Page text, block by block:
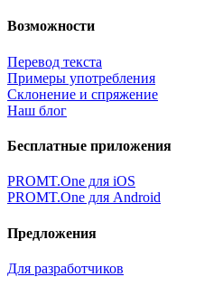
Возможности
Перевод текста
Примеры употребления
Склонение и спряжение
Наш блог
Бесплатные приложения
PROMT.One для iOS
PROMT.One для Android
Предложения
Для разработчиков